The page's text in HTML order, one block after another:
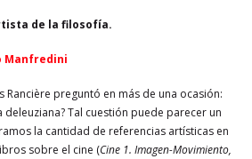
de la filosofía.
Manfredini
Rancière preguntó en más de una ocasión:
deleuziana? Tal cuestión puede parecer un
la cantidad de referencias artísticas en
sobre el cine (Cine 1. Imagen-Movimiento,